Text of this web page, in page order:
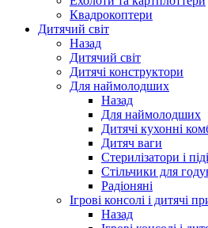
Квадрокоптери
Дитячий світ
Назад
Дитячий світ
Дитячі конструктори
Для наймолодших
Назад
Для наймолодших
Дитячі кухонні
Дитяч ваги
Стерилізатори і
Стільчики для
Радіоняні
Ігрові консолі і дитячі
Назад